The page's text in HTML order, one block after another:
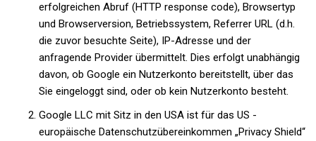
erfolgreichen Abruf (HTTP response code), Browsertyp
und Browserversion, Betriebssystem, Referrer URL (d.h.
die zuvor besuchte Seite), IP-Adresse und der
anfragende Provider übermittelt. Dies erfolgt unabhängig
davon, ob Google ein Nutzerkonto bereitstellt, über das
Sie eingeloggt sind, oder ob kein Nutzerkonto besteht.
Google LLC mit Sitz in den USA ist für das US -
europäische Datenschutzübereinkommen „Privacy Shield“